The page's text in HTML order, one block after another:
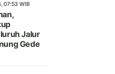
07:53 WIB
Jalur
Gede